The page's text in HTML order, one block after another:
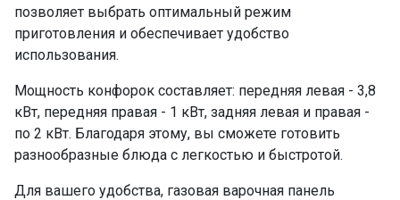
позволяет выбрать оптимальный режим
приготовления и обеспечивает удобство
использования.
Мощность конфорок составляет: передняя левая - 3,8
кВт, передняя правая - 1 кВт, задняя левая и правая -
по 2 кВт. Благодаря этому, вы сможете готовить
разнообразные блюда с легкостью и быстротой.
Для вашего удобства, газовая варочная панель